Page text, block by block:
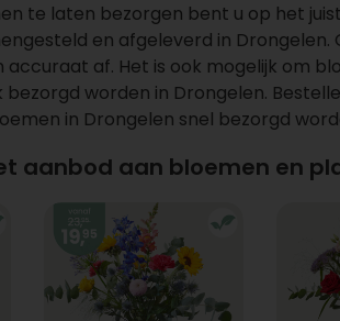
te laten bezorgen bent u op het
en afgeleverd in
accuraat af. Het is ook mogelijk om
worden in Drongelen.
in Drongelen snel bezorgd
aanbod aan bloemen en